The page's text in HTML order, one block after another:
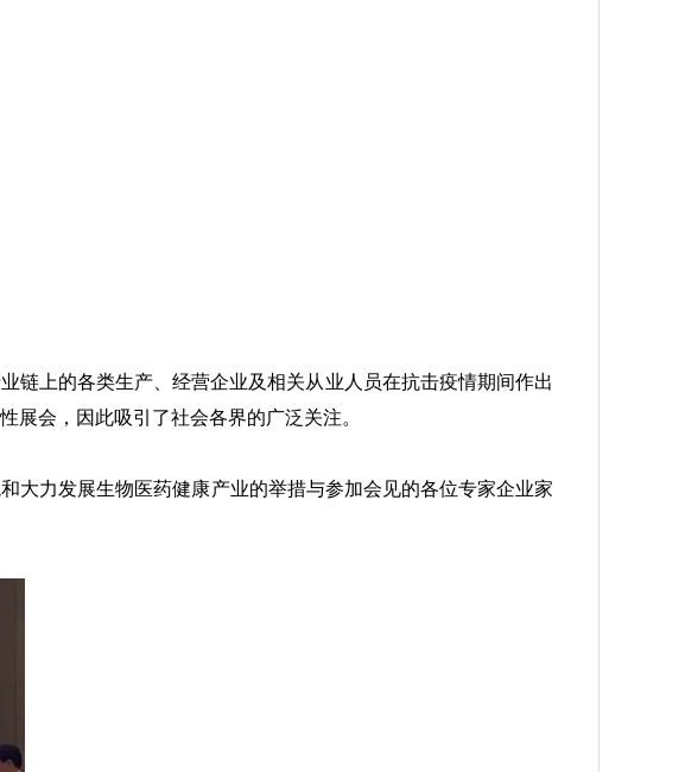
链上的各类生产、经营企业及相关从业人员在抗击疫情期间作出
展会，因此吸引了社会各界的广泛关注。
大力发展生物医药健康产业的举措与参加会见的各位专家企业家